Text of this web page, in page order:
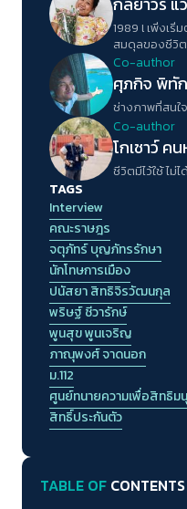
1989 l เพิ่งเริ่
สมดุลของชีวิต
และงานข่าวจะ
ศึกษา และควา
Co-author
ศุภกิจ พิทั
ช่างภาพที่สนใ
Co-author
โกเชาว์ ค
ชีวิตมีไว้ใช้ ไม่ไ
TAGS
Interview
คณะราษฎร
จตุภัทร์ บุญภัทรรักษา
นักโทษการเมือง
ปนัสยา สิทธิจิรวัฒนกุล
พริษฐ์ ชีวารักษ์
พูนสุข พูนเจริญ
ภาณุพงศ์ จาดนอก
ม.112
ศูนย์ทนายความเพื่อสิทธิม
สิทธิ์ประกันตัว
TABLE OF CONTENTS